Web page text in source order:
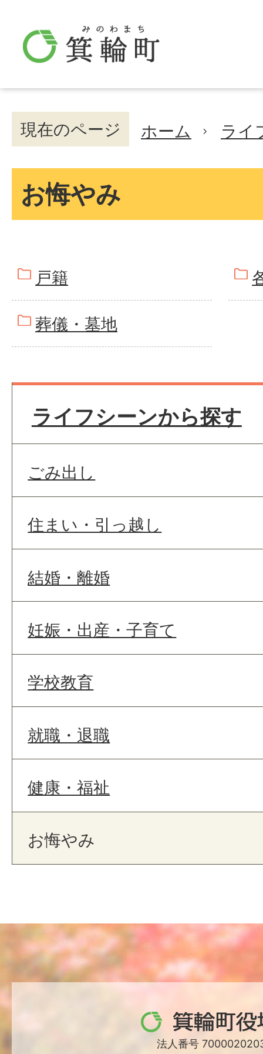
現在のページ ホーム ライ
お悔やみ
戸籍
葬儀・墓地
ライフシーンから探す
ごみ出し
住まい・引っ越し
結婚・離婚
妊娠・出産・子育て
学校教育
就職・退職
健康・福祉
お悔やみ
箕
輪法人番号